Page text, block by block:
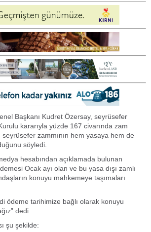
Başkanı Kudret Özersay, seyrüsefer
kararıyla yüzde 167 civarında zam
seyrüsefer zammının hem yasaya hem de
söyledi.
hesabından açıklamada bulunan
Ocak ayı olan ve bu yasa dışı zamlı
konuyu mahkemeye taşımaları
ödeme tarihimize bağlı olarak konuyu
dedi.
şu şekilde: